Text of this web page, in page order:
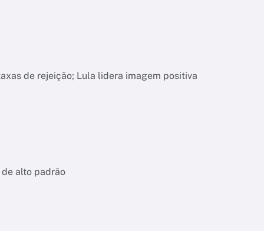
de rejeição; Lula lidera imagem positiva
alto padrão